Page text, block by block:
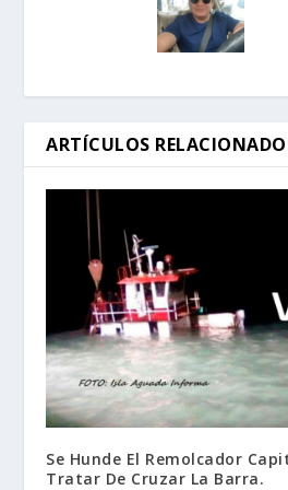
ARTÍCULOS
Se Hunde El Remolcador
Tratar De Cruzar La Barra.